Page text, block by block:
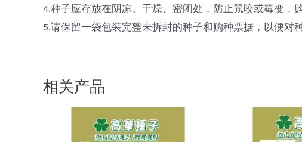
4.种子应存放在阴凉、干燥、密闭处，防止鼠咬或霉变，
5.请保留一袋包装完整未拆封的种子和购种票据，以便对
相关产品